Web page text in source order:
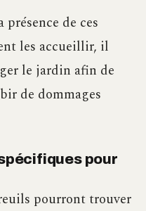
de ces
les accueillir, il
le jardin afin de
de dommages
pour
pourront trouver